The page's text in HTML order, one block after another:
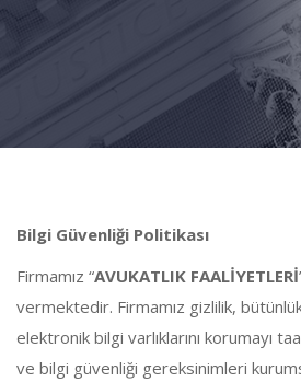
Bilgi Güvenliği Politikası
Firmamız “AVUKATLIK FAALİYETLERİ
vermektedir. Firmamız gizlilik,
elektronik bilgi varlıklarını korumayı
ve bilgi güvenliği gereksinimleri